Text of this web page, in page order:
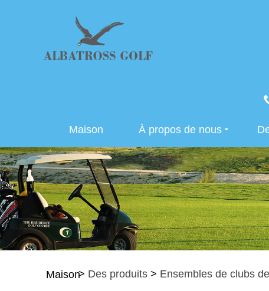
Maison À propos de nous
Maison> Des produits > Ensembles de clubs